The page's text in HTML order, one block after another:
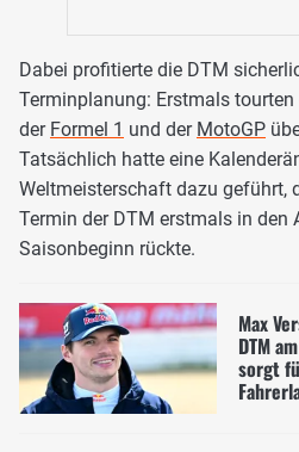
Dabei profitierte die DTM
Terminplanung: Erstmals
der Formel 1 und der MotoGP
Tatsächlich hatte eine
Weltmeisterschaft dazu geführt,
Termin der DTM erstmals in den
Saisonbeginn rückte.
Max
DTM
sorgt